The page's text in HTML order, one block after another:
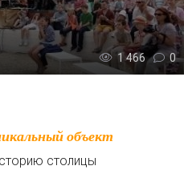
1 466 0
столицы